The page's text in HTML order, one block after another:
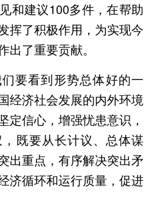
和建议100多件，在帮助
挥了积极作用，为实现今
了重要贡献。
要看到形势总体好的一
经济社会发展的内外环境
定信心，增强忧患意识，
既要从长计议、总体谋
出重点，有序解决突出矛
济循环和运行质量，促进